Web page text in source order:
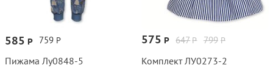
759 Р
585 Р
Пижама Лу0848‑5
799 Р
647Р
575 Р
Комплект ЛУ0273‑2